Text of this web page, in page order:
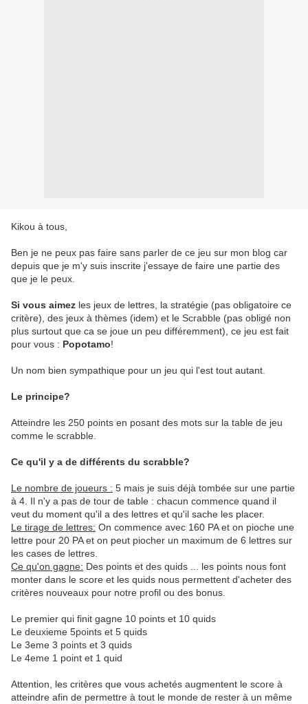
Kikou à tous,
Ben je ne peux pas faire sans parler de ce jeu sur mon blog car
depuis que je m'y suis inscrite j'essaye de faire une partie des
que je le peux.
Si vous aimez les jeux de lettres, la stratégie (pas obligatoire ce
critère), des jeux à thèmes (idem) et le Scrabble (pas obligé non
plus surtout que ca se joue un peu différemment), ce jeu est fait
pour vous : Popotamo!
Un nom bien sympathique pour un jeu qui l'est tout autant.
Le principe?
Atteindre les 250 points en posant des mots sur la table de jeu
comme le scrabble.
Ce qu'il y a de différents du scrabble?
Le nombre de joueurs : 5 mais je suis déjà tombée sur une partie
à 4. Il n'y a pas de tour de table : chacun commence quand il
veut du moment qu'il a des lettres et qu'il sache les placer.
Le tirage de lettres: On commence avec 160 PA et on pioche une
lettre pour 20 PA et on peut piocher un maximum de 6 lettres sur
les cases de lettres.
Ce qu'on gagne: Des points et des quids ... les points nous font
monter dans le score et les quids nous permettent d'acheter des
critères nouveaux pour notre profil ou des bonus.
Le premier qui finit gagne 10 points et 10 quids
Le deuxieme 5points et 5 quids
Le 3eme 3 points et 3 quids
Le 4eme 1 point et 1 quid
Attention, les critères que vous achetés augmentent le score à
atteindre afin de permettre à tout le monde de rester à un même